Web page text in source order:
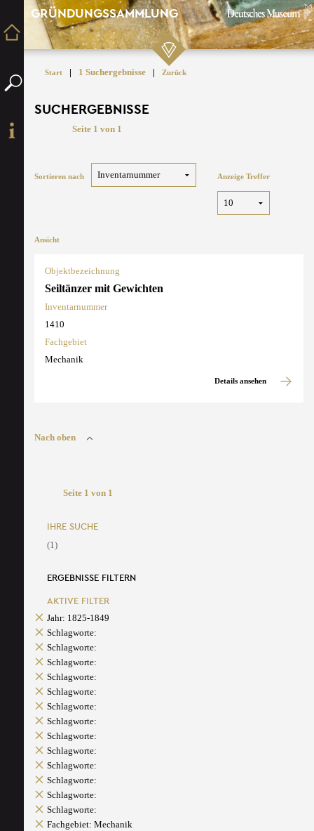
GRÜNDUNGSSAMMLUNG
Start | 1 Suchergebnisse | Zurück
SUCHERGEBNISSE
Seite 1 von 1
Sortieren nach Anzeige Treffer
Ansicht
Objektbezeichnung
Seiltänzer mit Gewichten
Inventarnummer
1410
Fachgebiet
Mechanik
Details ansehen
Nach oben
Seite 1 von 1
IHRE SUCHE
(1)
ERGEBNISSE FILTERN
AKTIVE FILTER
Jahr: 1825-1849
Schlagworte:
Schlagworte:
Schlagworte:
Schlagworte:
Schlagworte:
Schlagworte:
Schlagworte:
Schlagworte:
Schlagworte:
Schlagworte:
Schlagworte:
Schlagworte:
Schlagworte:
Fachgebiet: Mechanik